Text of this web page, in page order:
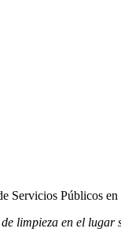
Servicios Públicos
limpieza en el